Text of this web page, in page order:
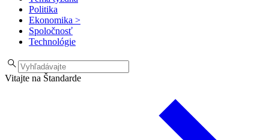
Politika
Ekonomika >
Spoločnosť
Technológie
Vitajte na Štandarde